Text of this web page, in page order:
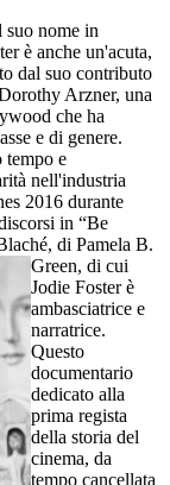
suo nome in
è anche un'acuta,
dal suo contributo
Arzner, una
che ha
e di genere.
tempo e
nell'industria
2016 durante
in “Be
di Pamela B.
Green, di cui
Jodie Foster è
ambasciatrice e
narratrice.
Questo
documentario
dedicato alla
prima regista
della storia del
cinema, da
tempo cancellata